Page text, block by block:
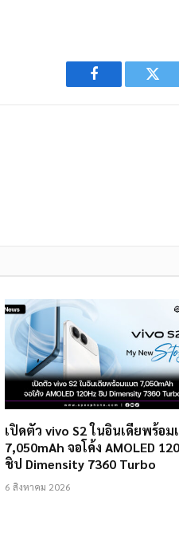
Facebook
เปิดตัว vivo S2 ในอินเดียพร้อ
7,050mAh จอโค้ง AMOLED
ชิป Dimensity 7360 Turbo
6 สิงหาคม 2026